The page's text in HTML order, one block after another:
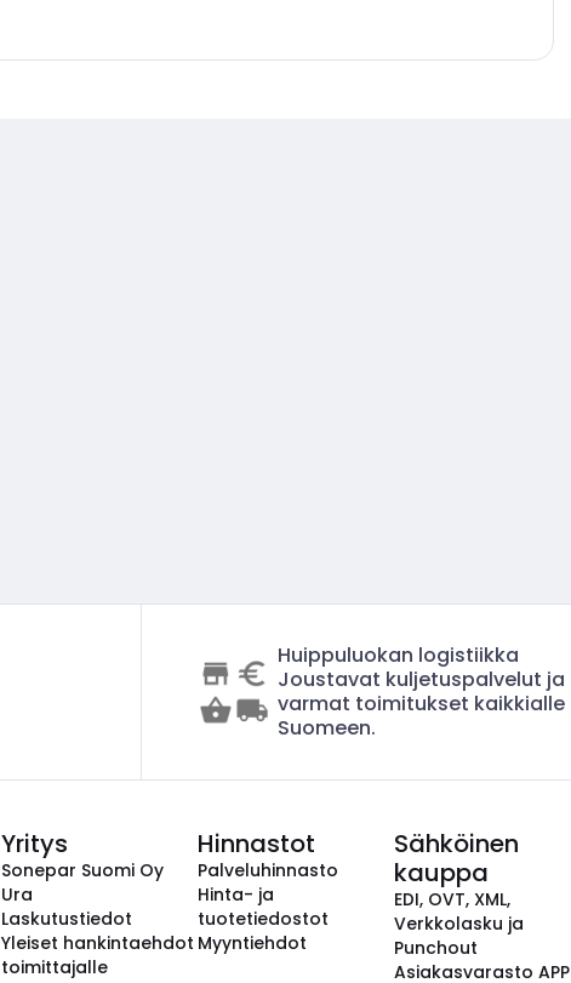
Huippuluokan logistiikka
Joustavat kuljetuspalvelut ja
varmat toimitukset kaikkialle
Suomeen.
Yritys
Sonepar Suomi Oy
Ura
Laskutustiedot
Yleiset hankintaehdot
toimittajalle
Hinnastot
Palveluhinnasto
Hinta- ja
tuotetiedostot
Myyntiehdot
Sähköinen
kauppa
EDI, OVT, XML,
Verkkolasku ja
Punchout
Asiakasvarasto APP